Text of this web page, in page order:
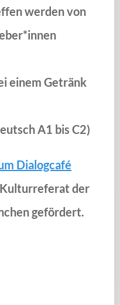
werden von
einem Getränk
A1 bis C2)
Dialogcafé
der
gefördert.